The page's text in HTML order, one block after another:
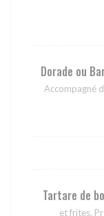
Dorade ou
Accompagné
Tartare de
et frites.